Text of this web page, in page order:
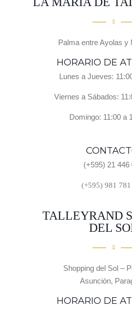
Palma entre Ayolas y
HORARIO DE
Lunes a Jueves:
Viernes a Sábados:
Domingo: 11:00 a
(+595) 21 446
(+595) 981 781
TALLEYRAND
DEL
Shopping del Sol –
Asunción,
HORARIO DE